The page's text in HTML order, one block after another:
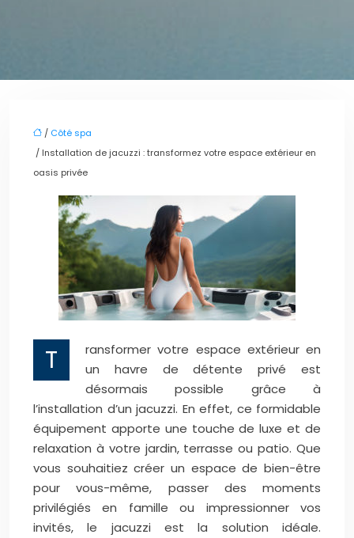
/ Côté spa
/ Installation de jacuzzi : transformez votre espace extérieur en
oasis privée
T
ransformer votre espace extérieur en
un havre de détente privé est
désormais possible grâce à
l’installation d’un jacuzzi. En effet, ce formidable
équipement apporte une touche de luxe et de
relaxation à votre jardin, terrasse ou patio. Que
vous souhaitiez créer un espace de bien-être
pour vous-même, passer des moments
privilégiés en famille ou impressionner vos
invités, le jacuzzi est la solution idéale.